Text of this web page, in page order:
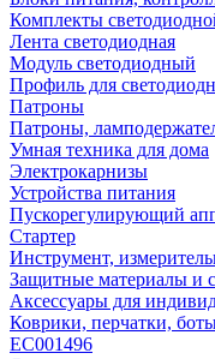
Комплекты
Лента светодиодная
Модуль светодиодный
Профиль для
Патроны
Патроны,
Умная техника для дома
Электрокарнизы
Устройства питания
Пускорегулирующий
Стартер
Инструмент,
Защитные материалы и
Аксессуары для
Коврики, перчатки,
EC001496